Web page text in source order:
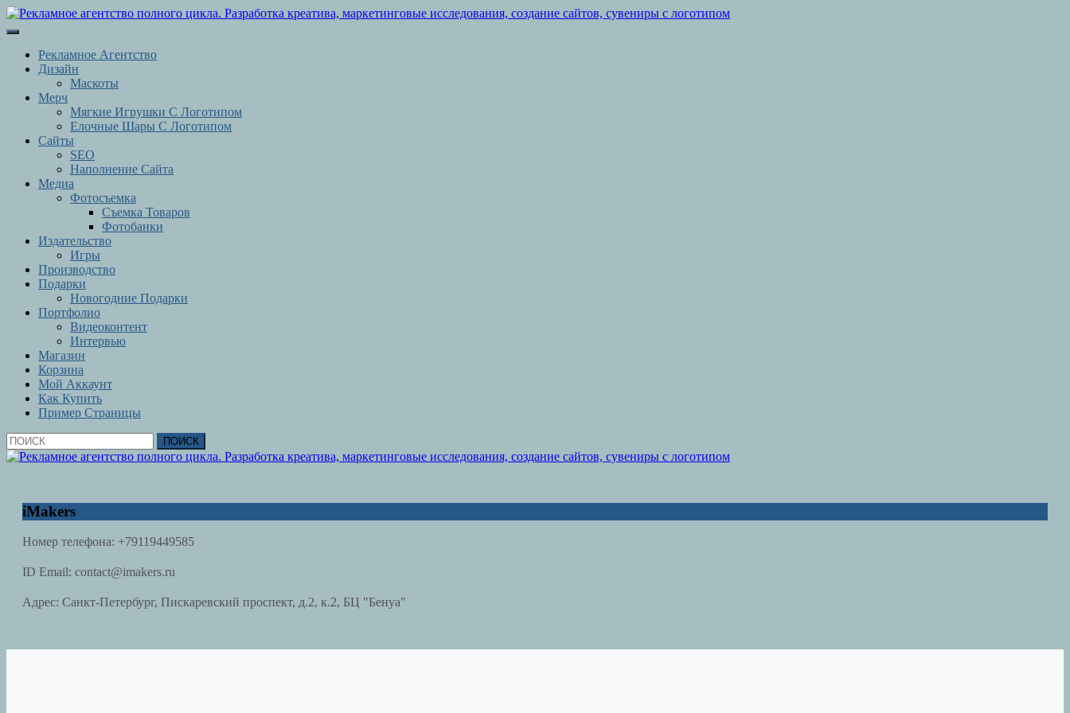
Перейти
к
Перейти
содержимому
Кнопка
ОткрытьРекламное Агентство
Дизайн
Маскоты
Мерч
Мягкие Игрушки С Логотипом
Елочные Шары С Логотипом
Сайты
SEO
Наполнение Сайта
Медиа
Фотосъемка
Съемка Товаров
Фотобанки
Издательство
Игры
Производство
Подарки
Новогодние Подарки
Портфолио
Видеоконтент
Интервью
Магазин
Корзина
Мой Аккаунт
Как Купить
Пример Страницы
Кнопка
Закрыть
Найти:
iMakers
Номер телефона: +79119449585
ID Email: contact@imakers.ru
Адрес: Санкт-Петербург, Пискаревский проспект, д.2, к.2, БЦ "Бенуа"